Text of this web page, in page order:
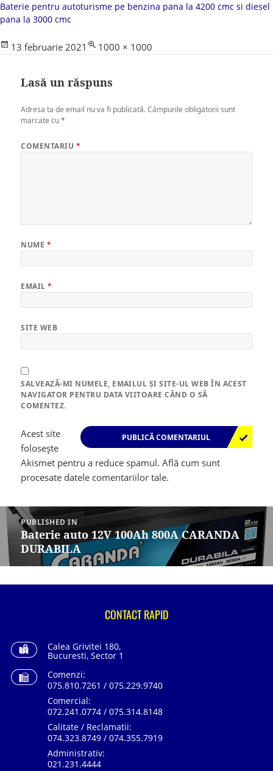
Baterie pentru autoturisme pe benzina pana la 4200 cmc si diesel
pana la 3000 cmc
Posted
13 februarie 2021
Full
1000 × 1000
Lasă un răspuns
Adresa ta de email nu va fi publicată. Câmpurile obligatorii sunt
marcate cu*
COMENTARIU *
NUME *
EMAIL*
SITE WEB
SALVEAZĂ-MI NUMELE, EMAILUL ȘI SITE-UL WEB ÎN ACEST
NAVIGATOR PENTRU DATA VIITOARE CÂND O SĂ
COMENTEZ.
Acest site
folosește
Akismet pentru a reduce spamul.Află cum sunt
procesate datele comentariilor tale.
Navigare
articole
PUBLISHED IN
Baterie auto 12V 100Ah 800A CARANDA
DURABILA
CONTACT RAPID
Calea Grivitei 180,
Bucuresti, Sector 1
Comenzi:
075.810.7261 / 075.229.9740
Comercial:
072.241.0774 / 075.314.8148
Calitate / Reclamatii:
074.323.8749 / 074.355.7919
Administrativ:
021.231.4444